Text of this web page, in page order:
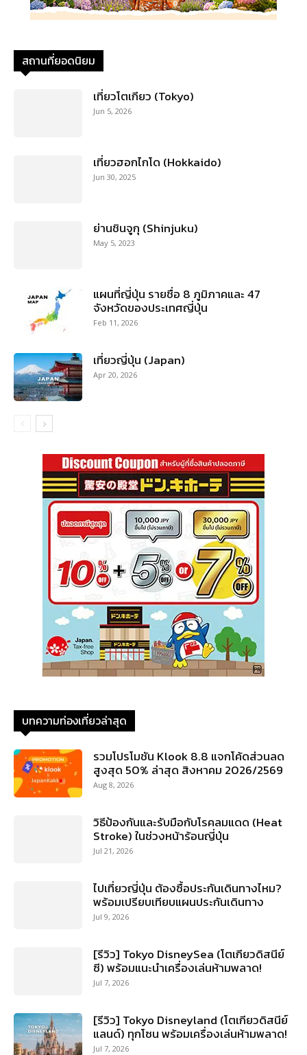
สถานที่ยอดนิยม
เที่ยวโตเกียว (Tokyo)
Jun 5, 2026
เที่ยวฮอกไกโด (Hokkaido)
Jun 30, 2025
ย่านชินจูกุ (Shinjuku)
May 5, 2023
แผนที่ญี่ปุ่น รายชื่อ 8 ภูมิภาคและ 47
จังหวัดของประเทศญี่ปุ่น
Feb 11, 2026
เที่ยวญี่ปุ่น (Japan)
Apr 20, 2026
บทความท่องเที่ยวล่าสุด
รวมโปรโมชัน Klook 8.8 แจกโค้ดส่วนลด
สูงสุด 50% ล่าสุด สิงหาคม 2026/2569
Aug 8, 2026
วิธีป้องกันและรับมือกับโรคลมแดด (Heat
Stroke) ในช่วงหน้าร้อนญี่ปุ่น
Jul 21, 2026
ไปเที่ยวญี่ปุ่น ต้องซื้อประกันเดินทางไหม?
พร้อมเปรียบเทียบแผนประกันเดินทาง
Jul 9, 2026
[รีวิว] Tokyo DisneySea (โตเกียวดิสนีย์
ซี) พร้อมแนะนำเครื่องเล่นห้ามพลาด!
Jul 7, 2026
[รีวิว] Tokyo Disneyland (โตเกียวดิสนีย์
แลนด์) ทุกโซน พร้อมเครื่องเล่นห้ามพลาด!
Jul 7, 2026